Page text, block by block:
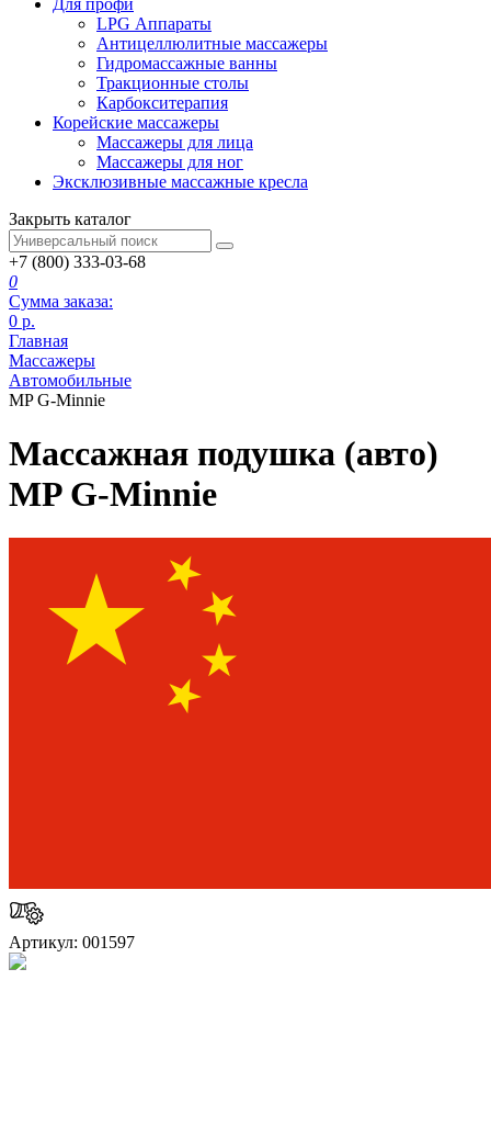
LPG Аппараты
Антицеллюлитные массажеры
Гидромассажные ванны
Тракционные столы
Карбокситерапия
Корейские массажеры
Массажеры для лица
Массажеры для ног
Эксклюзивные массажные кресла
Закрыть каталог
+7 (800) 333-03-68
0
Сумма заказа:
0 р.
Главная
Массажеры
Автомобильные
MP G-Minnie
Массажная подушка (авто)
MP G-Minnie
Артикул: 001597